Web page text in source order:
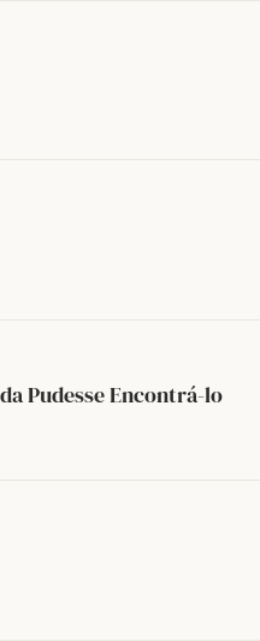
Pudesse Encontrá-lo